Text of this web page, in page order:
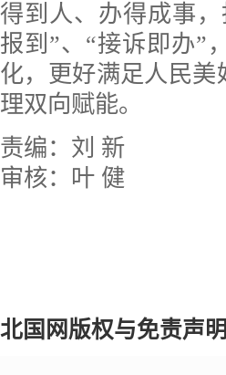
得到人、办得成事
报到”、“接诉即办”
化，更好满足人民
理双向赋能。
责编：刘 新
审核：叶 健
北国网版权与免责声明